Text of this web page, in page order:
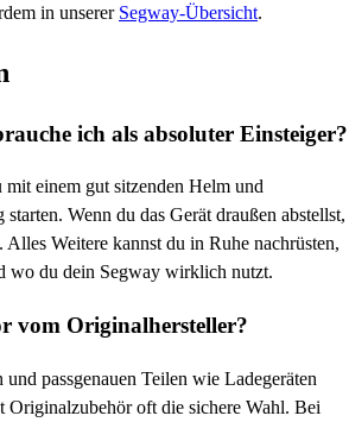
in unserer Segway-Übersicht.
ich als absoluter Einsteiger?
einem gut sitzenden Helm und
Wenn du das Gerät draußen abstellst,
Alles Weitere kannst du in Ruhe nachrüsten,
wo du dein Segway wirklich nutzt.
vom Originalhersteller?
passgenauen Teilen wie Ladegeräten
Originalzubehör oft die sichere Wahl. Bei